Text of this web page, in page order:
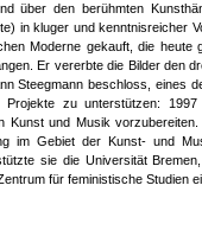
über den berühmten
in kluger und kenntnisreicher
Moderne gekauft, die heute
Er vererbte die Bilder den
Steegmann beschloss, eines
zu unterstützen:
Kunst und Musik vorzubereiten.
im Gebiet der Kunst- und
sie die Universität
für feministische Studien